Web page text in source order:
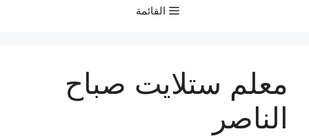
القائمة
معلم ستلايت صباح
الناصر